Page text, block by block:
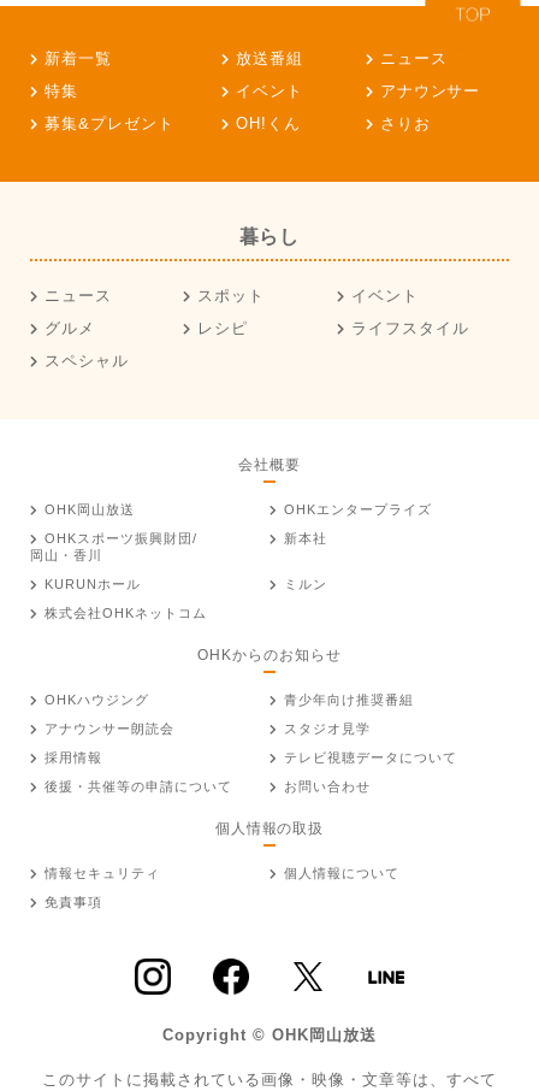
新着一覧 放送番組
ニュース
特集
イベント
アナウンサー
募集&プレゼント
OH!くん さりお
暮らし
ニュース スポット
イベント
グルメ
レシピ
ライフスタイル
スペシャル
会社概要
OHK岡山放送
OHKエンタープライズ
OHKスポーツ振興財団/
岡山・香川
新本社
KURUNホール
ミルン
株式会社OHKネットコム
OHKからのお知らせ
OHKハウジング
青少年向け推奨番組
アナウンサー朗読会
スタジオ見学
採用情報
テレビ視聴データについて
後援・共催等の申請について
お問い合わせ
個人情報の取扱
情報セキュリティ
個人情報について
免責事項
Copyright © OHK岡山放送
このサイトに掲載されている画像・映像・文章等は、すべて